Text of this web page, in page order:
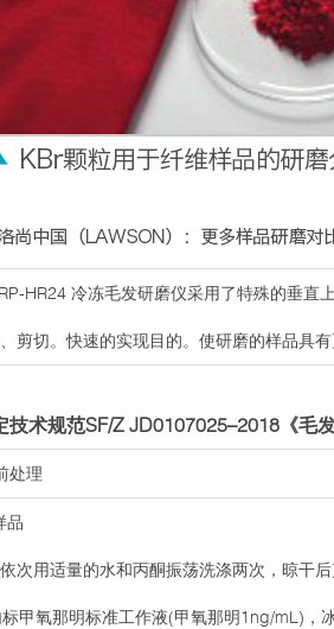
HR24 冷冻毛发研磨仪采用了特殊的垂
剪切。快速的实现目的。使研磨的样品具
技术规范SF/Z JD0107025–2018《毛
处理
品
次用适量的水和丙酮振荡洗涤两次，晾干
甲氧那明标准工作液(甲氧那明1ng/mL)，